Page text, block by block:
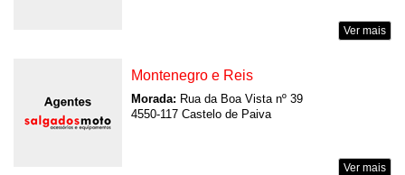
Ver mais
Montenegro e Reis
Morada: Rua da Boa Vista nº 39
4550-117 Castelo de Paiva
Ver mais